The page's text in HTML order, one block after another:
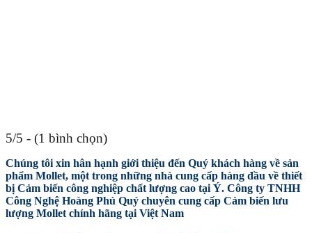
5/5 - (1 bình chọn)
Chúng tôi xin hân hạnh giới thiệu đến Quý khách hàng về sản
phẩm Mollet, một trong những nhà cung cấp hàng đầu về thiết
bị Cảm biến công nghiệp chất lượng cao tại Ý. Công ty TNHH
Công Nghệ Hoàng Phú Quý chuyên cung cấp Cảm biến lưu
lượng Mollet chính hãng tại Việt Nam